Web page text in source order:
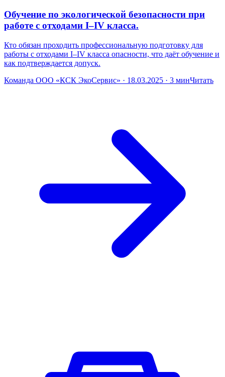
Обучение по экологической безопасности при
работе с отходами I–IV класса.
Кто обязан проходить профессиональную подготовку для
работы с отходами I–IV класса опасности, что даёт обучение и
как подтверждается допуск.
Команда ООО «КСК ЭкоСервис» · 18.03.2025 · 3 минЧитать